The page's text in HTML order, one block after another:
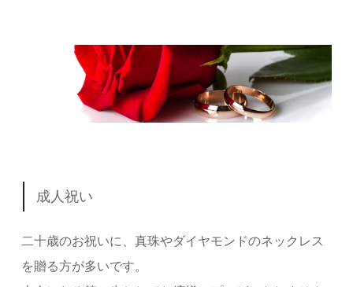
成人祝い
二十歳のお祝いに、真珠やダイヤモンドのネックレス
を贈る方が多いです。